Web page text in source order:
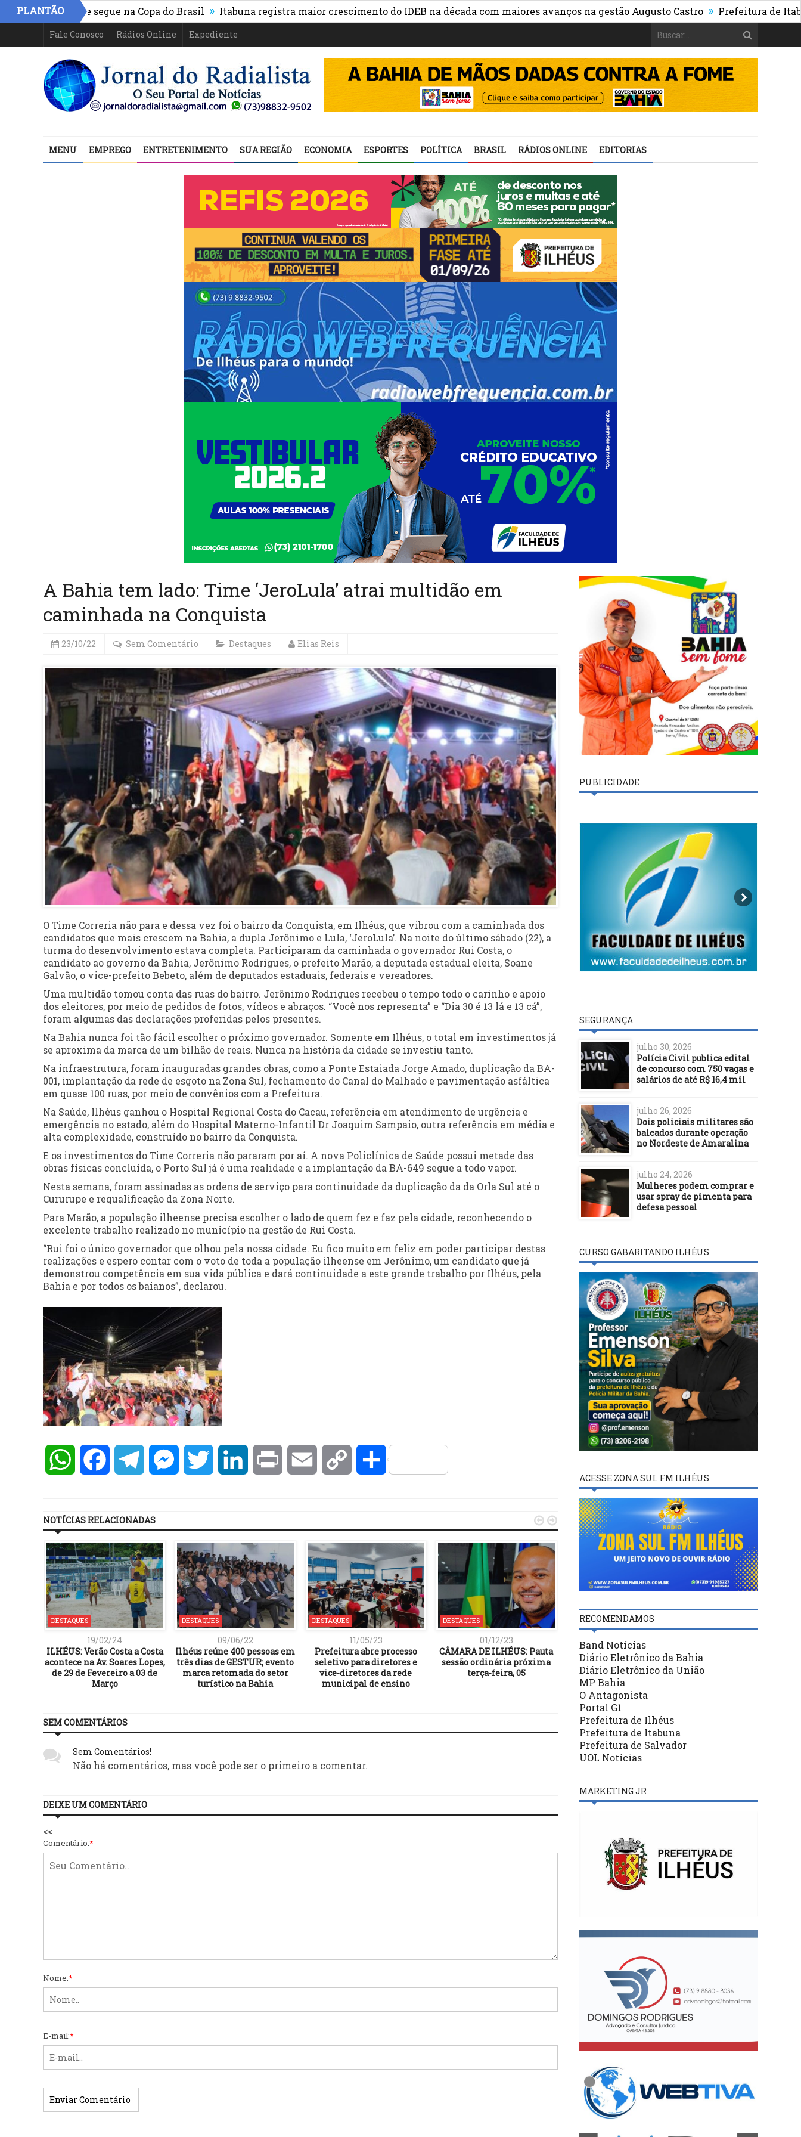
PLANTÃO
PR e segue na Copa do Brasil » Itabuna registra maior crescimento do IDEB na década com maiores avanços na gestão Augusto Castro » Prefeitura de Itabuna
Fale Conosco Rádios Online Expediente
MENU EMPREGO ENTRETENIMENTO SUA REGIÃO ECONOMIA ESPORTES POLÍTICA BRASIL RÁDIOS ONLINE EDITORIAS
A Bahia tem lado: Time ‘JeroLula’ atrai multidão em
caminhada na Conquista
23/10/22 Sem Comentário Destaques Elias Reis
O Time Correria não para e dessa vez foi o bairro da Conquista, em Ilhéus, que vibrou com a caminhada dos
candidatos que mais crescem na Bahia, a dupla Jerônimo e Lula, ‘JeroLula’. Na noite do último sábado (22), a
turma do desenvolvimento estava completa. Participaram da caminhada o governador Rui Costa, o
candidato ao governo da Bahia, Jerônimo Rodrigues, o prefeito Marão, a deputada estadual eleita, Soane
Galvão, o vice-prefeito Bebeto, além de deputados estaduais, federais e vereadores.
Uma multidão tomou conta das ruas do bairro. Jerônimo Rodrigues recebeu o tempo todo o carinho e apoio
dos eleitores, por meio de pedidos de fotos, vídeos e abraços. “Você nos representa” e “Dia 30 é 13 lá e 13 cá”,
foram algumas das declarações proferidas pelos presentes.
Na Bahia nunca foi tão fácil escolher o próximo governador. Somente em Ilhéus, o total em investimentos já
se aproxima da marca de um bilhão de reais. Nunca na história da cidade se investiu tanto.
Na infraestrutura, foram inauguradas grandes obras, como a Ponte Estaiada Jorge Amado, duplicação da BA-
001, implantação da rede de esgoto na Zona Sul, fechamento do Canal do Malhado e pavimentação asfáltica
em quase 100 ruas, por meio de convênios com a Prefeitura.
Na Saúde, Ilhéus ganhou o Hospital Regional Costa do Cacau, referência em atendimento de urgência e
emergência no estado, além do Hospital Materno-Infantil Dr Joaquim Sampaio, outra referência em média e
alta complexidade, construído no bairro da Conquista.
E os investimentos do Time Correria não pararam por aí. A nova Policlínica de Saúde possui metade das
obras físicas concluída, o Porto Sul já é uma realidade e a implantação da BA-649 segue a todo vapor.
Nesta semana, foram assinadas as ordens de serviço para continuidade da duplicação da da Orla Sul até o
Cururupe e requalificação da Zona Norte.
Para Marão, a população ilheense precisa escolher o lado de quem fez e faz pela cidade, reconhecendo o
excelente trabalho realizado no município na gestão de Rui Costa.
“Rui foi o único governador que olhou pela nossa cidade. Eu fico muito em feliz em poder participar destas
realizações e espero contar com o voto de toda a população ilheense em Jerônimo, um candidato que já
demonstrou competência em sua vida pública e dará continuidade a este grande trabalho por Ilhéus, pela
Bahia e por todos os baianos”, declarou.
WhatsAppFacebookTelegramMessengerTwitter LinkedInPrint Email Copy Compartilhar
NOTÍCIAS RELACIONADAS
DESTAQUES
19/02/24
ILHÉUS: Verão Costa a Costa
acontece na Av. Soares Lopes,
de 29 de Fevereiro a 03 de
Março
DESTAQUES
09/06/22
Ilhéus reúne 400 pessoas em
três dias de GESTUR; evento
marca retomada do setor
turístico na Bahia
DESTAQUES
11/05/23
Prefeitura abre processo
seletivo para diretores e
vice-diretores da rede
municipal de ensino
DESTAQUES
01/12/23
CÂMARA DE ILHÉUS: Pauta
sessão ordinária próxima
terça-feira, 05
DESTAQUES
22/06/17
Trânsito de Ilhéus é tema de
discussão na Câmara de
Vereadores
EDERJÚNIOR dispõe
 
SEM COMENTÁRIOS
Sem Comentários!
Não há comentários, mas você pode ser o primeiro a comentar.
DEIXE UM COMENTÁRIO
<<
Comentário:*
Nome:*
E-mail:*
PUBLICIDADE
SEGURANÇA
julho 30, 2026
Polícia Civil publica edital
de concurso com 750 vagas e
salários de até R$ 16,4 mil
julho 26, 2026
Dois policiais militares são
baleados durante operação
no Nordeste de Amaralina
julho 24, 2026
Mulheres podem comprar e
usar spray de pimenta para
defesa pessoal
CURSO GABARITANDO ILHÉUS
ACESSE ZONA SUL FM ILHÉUS
RECOMENDAMOS
Band Notícias
Diário Eletrônico da Bahia
Diário Eletrônico da União
MP Bahia
O Antagonista
Portal G1
Prefeitura de Ilhéus
Prefeitura de Itabuna
Prefeitura de Salvador
UOL Notícias
MARKETING JR